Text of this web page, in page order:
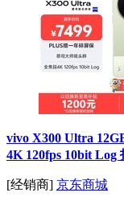
vivo X300 Ultra
4K 120fps 10bit Log
[经销商] 京东商城